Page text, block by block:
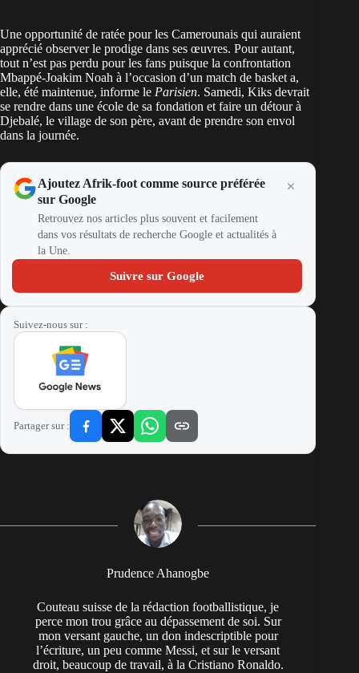
Une opportunité de ratée pour les Camerounais qui auraient
apprécié observer le prodige dans ses œuvres. Pour autant,
tout n’est pas perdu pour les fans puisque la confrontation
Mbappé-Joakim Noah à l’occasion d’un match de basket a,
elle, été maintenue, informe le Parisien. Samedi, Kiks devrait
se rendre dans une école de sa fondation et faire un détour à
Djebalé, le village de son père, avant de prendre son envol
dans la journée.
Ajoutez Afrik-foot comme source préférée
sur Google
Retrouvez nos articles plus souvent et facilement
dans vos résultats de recherche Google et actualités à
la Une.
Suivre sur Google
Suivez-nous sur :
Partager sur :
Prudence Ahanogbe
Couteau suisse de la rédaction footballistique, je
perce mon trou grâce au dépassement de soi. Sur
mon versant gauche, un don indescriptible pour
l’écriture, un peu comme Messi, et sur le versant
droit, beaucoup de travail, à la Cristiano Ronaldo.